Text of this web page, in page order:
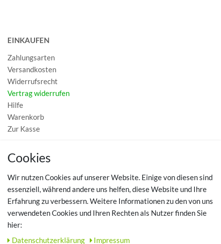
EINKAUFEN
Zahlungsarten
Versandkosten
Widerrufsrecht
Vertrag widerrufen
Hilfe
Warenkorb
Zur Kasse
MEIN KONTO
TOP SCHUHTHEMEN
Hausschuhe - Bequeme Schuhe für zuhause
Cookies
Wir nutzen Cookies auf unserer Website. Einige von diesen sind
essenziell, während andere uns helfen, diese Website und Ihre
Erfahrung zu verbessern. Weitere Informationen zu den von uns
verwendeten Cookies und Ihren Rechten als Nutzer finden Sie
hier:
Daten­schutz­erklärung
Impressum